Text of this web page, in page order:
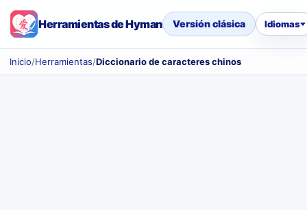
Herramientas de Hyman Versión clásica Idiomas
Inicio/Herramientas/Diccionario de caracteres chinos